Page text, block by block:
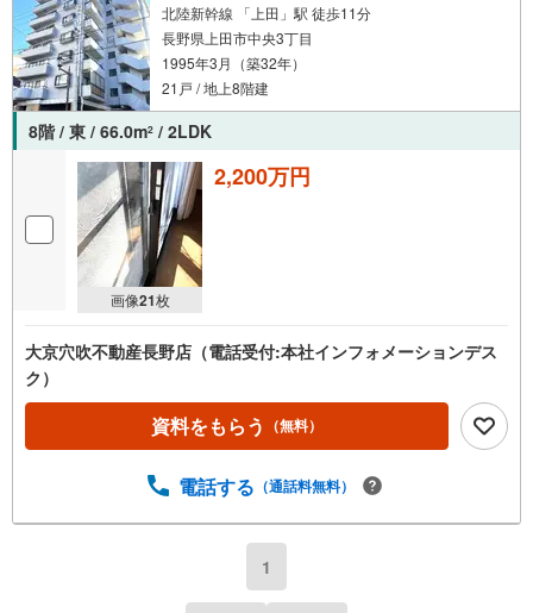
北陸新幹線 「上田」駅 徒歩11分
長野県上田市中央3丁目
1995年3月（築32年）
21戸 / 地上8階建
8階 / 東 / 66.0m2 / 2LDK
画像21枚
2,200万円
大京穴吹不動産長野店（電話受付:本社インフォメーションデス
ク）
資料をもらう （無料）
電話する （通話料無料）
1